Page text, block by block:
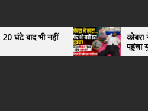
कोबरा ने काटा तो उसी
पहुंचा युवक, अस्पताल में
हैरान